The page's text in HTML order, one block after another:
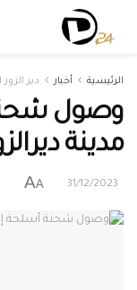
الرئيسية أخبار دير الزور
وصول شحنة
مدينة
31/12/2023
A
A